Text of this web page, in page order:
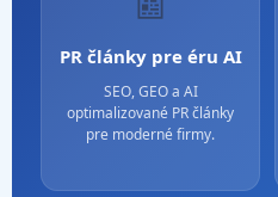
PR články pre éru AI
SEO, GEO a AI
optimalizované PR články
pre moderné firmy.